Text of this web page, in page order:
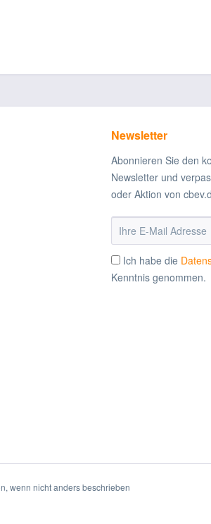
Newsletter
Abonnieren Sie den
Newsletter und
oder Aktion von
Ich habe die
Kenntnis genommen.
wenn nicht anders beschrieben